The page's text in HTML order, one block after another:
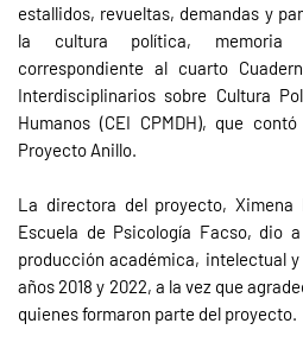
estallidos, revueltas, demandas y
la cultura política, memoria
correspondiente al cuarto
Interdisciplinarios sobre Cultura
Humanos (CEI CPMDH), que
Proyecto Anillo.
La directora del proyecto, Ximena
Escuela de Psicología Facso, dio
producción académica, intelectual
años 2018 y 2022, a la vez que
quienes formaron parte del proyecto.